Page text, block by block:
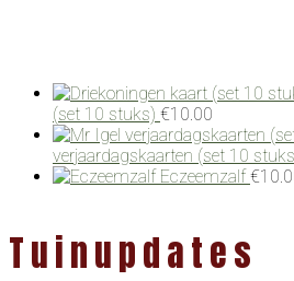
(set 10 stuks) €10.00
verjaardagskaarten (set 10
Eczeemzalf €
Tuinupdates